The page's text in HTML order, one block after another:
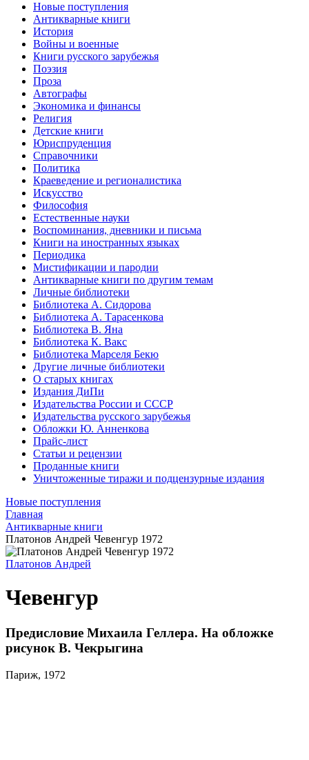
Новые поступления
Антикварные книги
История
Войны и военные
Книги русского зарубежья
Поэзия
Проза
Автографы
Экономика и финансы
Религия
Детские книги
Юриспруденция
Справочники
Политика
Краеведение и регионалистика
Искусство
Философия
Естественные науки
Воспоминания, дневники и письма
Книги на иностранных языках
Периодика
Мистификации и пародии
Антикварные книги по другим темам
Личные библиотеки
Библиотека А. Сидорова
Библиотека А. Тарасенкова
Библиотека В. Яна
Библиотека К. Вакс
Библиотека Марселя Бекю
Другие личные библиотеки
О старых книгах
Издания ДиПи
Издательства России и СССР
Издательства русского зарубежья
Обложки Ю. Анненкова
Прайс-лист
Статьи и рецензии
Проданные книги
Уничтоженные тиражи и подцензурные издания
Новые поступления
Главная
Антикварные книги
Платонов Андрей Чевенгур 1972
Платонов Андрей
Чевенгур
Предисловие Михаила Геллера. На обложке
рисунок В. Чекрыгина
Париж, 1972